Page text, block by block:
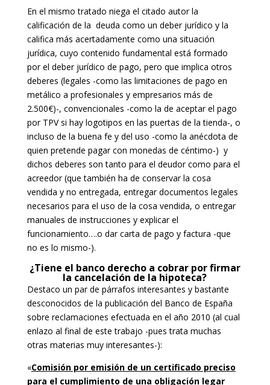
En el mismo tratado niega el citado autor la
calificación de la deuda como un deber jurídico y la
califica más acertadamente como una situación
jurídica, cuyo contenido fundamental está formado
por el deber jurídico de pago, pero que implica otros
deberes (legales -como las limitaciones de pago en
metálico a profesionales y empresarios más de
2.500€)-, convencionales -como la de aceptar el pago
por TPV si hay logotipos en las puertas de la tienda-, o
incluso de la buena fe y del uso -como la anécdota de
quien pretende pagar con monedas de céntimo-) y
dichos deberes son tanto para el deudor como para el
acreedor (que también ha de conservar la cosa
vendida y no entregada, entregar documentos legales
necesarios para el uso de la cosa vendida, o entregar
manuales de instrucciones y explicar el
funcionamiento….o dar carta de pago y factura -que
no es lo mismo-).
¿Tiene el banco derecho a cobrar por firmar
la cancelación de la hipoteca?
Destaco un par de párrafos interesantes y bastante
desconocidos de la publicación del Banco de España
sobre reclamaciones efectuada en el año 2010 (al cual
enlazo al final de este trabajo -pues trata muchas
otras materias muy interesantes-):
«Comisión por emisión de un certificado preciso
para el cumplimiento de una obligación legar